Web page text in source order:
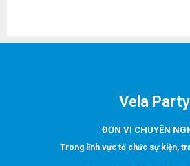
Vela Party
ĐƠN VỊ CHUYÊN
Trong lĩnh vực tổ chức sự kiện,